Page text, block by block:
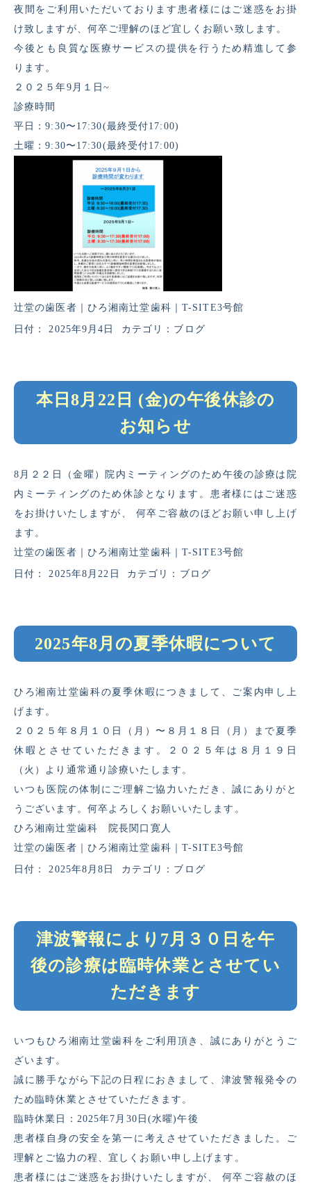
夜間をご利用いただいております患者様にはご迷惑をお掛
け致しますが、何卒ご理解のほど宜しくお願い致します。
今後とも良質な医療サービスの提供を行うため精進して参
ります。
２０２５年9月１日~
診療時間
平日：9:30〜17:30(最終受付17:00)
土曜：9:30〜17:30(最終受付17:00)
辻堂の歯医者｜ひろ湘南辻堂歯科｜T-SITE3号館
日付：2025年9月4日 カテゴリ： ブログ
本日8月22日 (金)の午後休診の
お知らせ
8月２２日（金曜）院内ミーティングのため午後の診療は院
内ミーティングのため休診となります。患者様にはご迷惑
をお掛けいたしますが、 何卒ご容赦のほどお願い申し上げ
ます。
辻堂の歯医者｜ひろ湘南辻堂歯科｜T-SITE3号館
日付： 2025年8月22日 カテゴリ： ブログ
2025年8月の夏季休暇について
ひろ湘南辻堂歯科の夏季休暇につきまして、ご案内申し上
げます。
２０２５年８月１０日（月）〜８月１８日（月）まで夏季
休暇とさせていただきます。２０２５年は８月１９日
（火）より通常通り診療いたします。
いつも医院の体制にご理解ご協力いただき、誠にありがと
うございます。何卒よろしくお願いいたします。
ひろ湘南辻堂歯科 院長関口寛人
辻堂の歯医者｜ひろ湘南辻堂歯科｜T-SITE3号館
日付：2025年8月8日 カテゴリ： ブログ
津波警報により7月３０日を午
後の診療は臨時休業とさせてい
ただきます
いつもひろ湘南辻堂歯科をご利用頂き、誠にありがとうご
ざいます。
誠に勝手ながら下記の日程におきまして、津波警報発令の
ため臨時休業とさせていただきます。
臨時休業日： 2025年7月30日(水曜)午後
患者様自身の安全を第一に考えさせていただきました。ご
理解とご協力の程、宜しくお願い申し上げます。
患者様にはご迷惑をお掛けいたしますが、 何卒ご容赦のほ